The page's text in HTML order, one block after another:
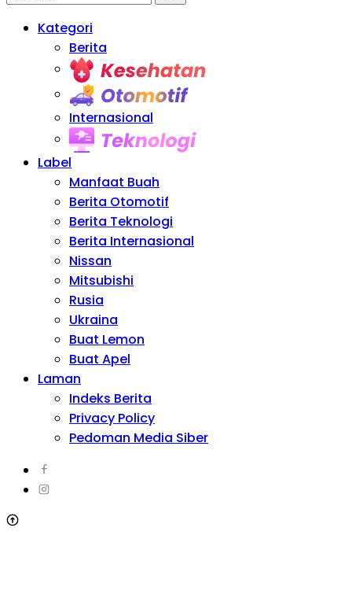
Kategori
Berita
Internasional
Label
Manfaat Buah
Berita Otomotif
Berita Teknologi
Berita Internasional
Nissan
Mitsubishi
Rusia
Ukraina
Buat Lemon
Buat Apel
Laman
Indeks Berita
Privacy Policy
Pedoman Media Siber